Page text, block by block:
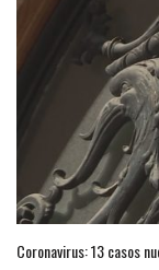
Coronavirus: 13 casos